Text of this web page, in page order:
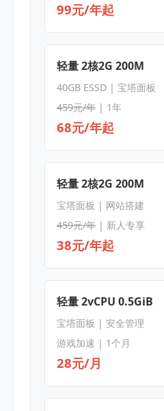
99元/年起
轻量 2核2G 200M
40GB ESSD | 宝塔面板
459元/年| 1年
68元/年起
轻量 2核2G 200M
宝塔面板 | 网站搭建
459元/年| 新人专享
38元/年起
轻量 2vCPU 0.5GiB
宝塔面板 | 安全管理
游戏加速 | 1个月
28元/月